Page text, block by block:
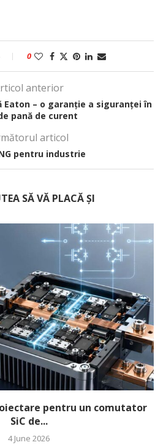
0
anterior
– o garanție a siguranței în
pană de curent
articol
pentru industrie
SĂ VĂ PLACĂ ȘI
pentru un comutator
SiC de...
4 June 2026